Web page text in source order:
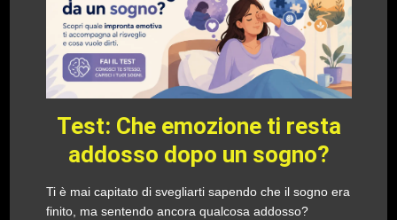
Test: Che emozione ti resta
addosso dopo un sogno?
Ti è mai capitato di svegliarti sapendo che il sogno era
finito, ma sentendo ancora qualcosa addosso?